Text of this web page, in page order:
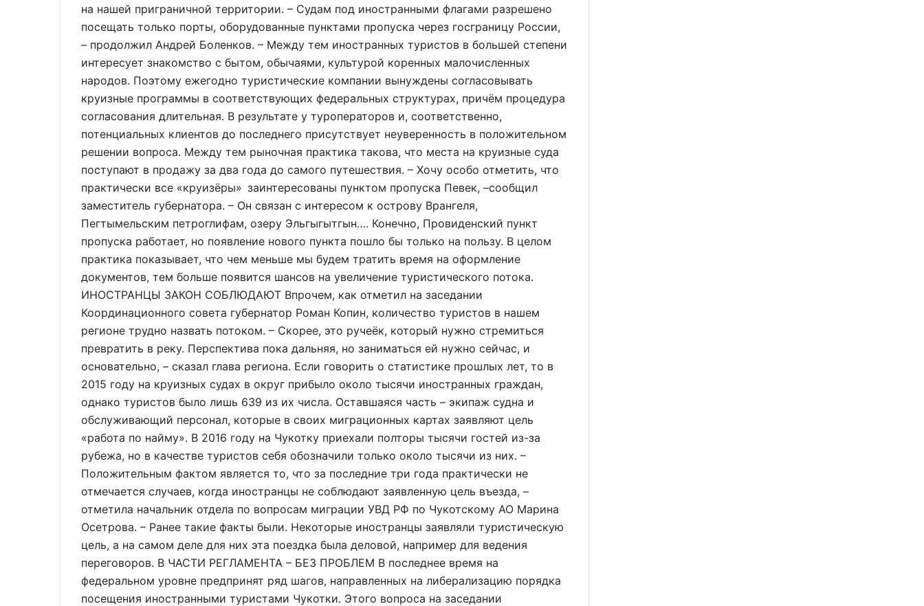
на нашей приграничной территории. – Судам под иностранными флагами разрешено
посещать только порты, оборудованные пунктами пропуска через госграницу России,
– продолжил Андрей Боленков. – Между тем иностранных туристов в большей степени
интересует знакомство с бытом, обычаями, культурой коренных малочисленных
народов. Поэтому ежегодно туристические компании вынуждены согласовывать
круизные программы в соответствующих федеральных структурах, причём процедура
согласования длительная. В результате у туроператоров и, соответственно,
потенциальных клиентов до последнего присутствует неуверенность в положительном
решении вопроса. Между тем рыночная практика такова, что места на круизные суда
поступают в продажу за два года до самого путешествия. – Хочу особо отметить, что
практически все «круизёры» заинтересованы пунктом пропуска Певек, –сообщил
заместитель губернатора. – Он связан с интересом к острову Врангеля,
Пегтымельским петроглифам, озеру Эльгыгытгын…. Конечно, Провиденский пункт
пропуска работает, но появление нового пункта пошло бы только на пользу. В целом
практика показывает, что чем меньше мы будем тратить время на оформление
документов, тем больше появится шансов на увеличение туристического потока.
ИНОСТРАНЦЫ ЗАКОН СОБЛЮДАЮТ Впрочем, как отметил на заседании
Координационного совета губернатор Роман Копин, количество туристов в нашем
регионе трудно назвать потоком. – Скорее, это ручеёк, который нужно стремиться
превратить в реку. Перспектива пока дальняя, но заниматься ей нужно сейчас, и
основательно, – сказал глава региона. Если говорить о статистике прошлых лет, то в
2015 году на круизных судах в округ прибыло около тысячи иностранных граждан,
однако туристов было лишь 639 из их числа. Оставшаяся часть – экипаж судна и
обслуживающий персонал, которые в своих миграционных картах заявляют цель
«работа по найму». В 2016 году на Чукотку приехали полторы тысячи гостей из-за
рубежа, но в качестве туристов себя обозначили только около тысячи из них. –
Положительным фактом является то, что за последние три года практически не
отмечается случаев, когда иностранцы не соблюдают заявленную цель въезда, –
отметила начальник отдела по вопросам миграции УВД РФ по Чукотскому АО Марина
Осетрова. – Ранее такие факты были. Некоторые иностранцы заявляли туристическую
цель, а на самом деле для них эта поездка была деловой, например для ведения
переговоров. В ЧАСТИ РЕГЛАМЕНТА – БЕЗ ПРОБЛЕМ В последнее время на
федеральном уровне предпринят ряд шагов, направленных на либерализацию порядка
посещения иностранными туристами Чукотки. Этого вопроса на заседании